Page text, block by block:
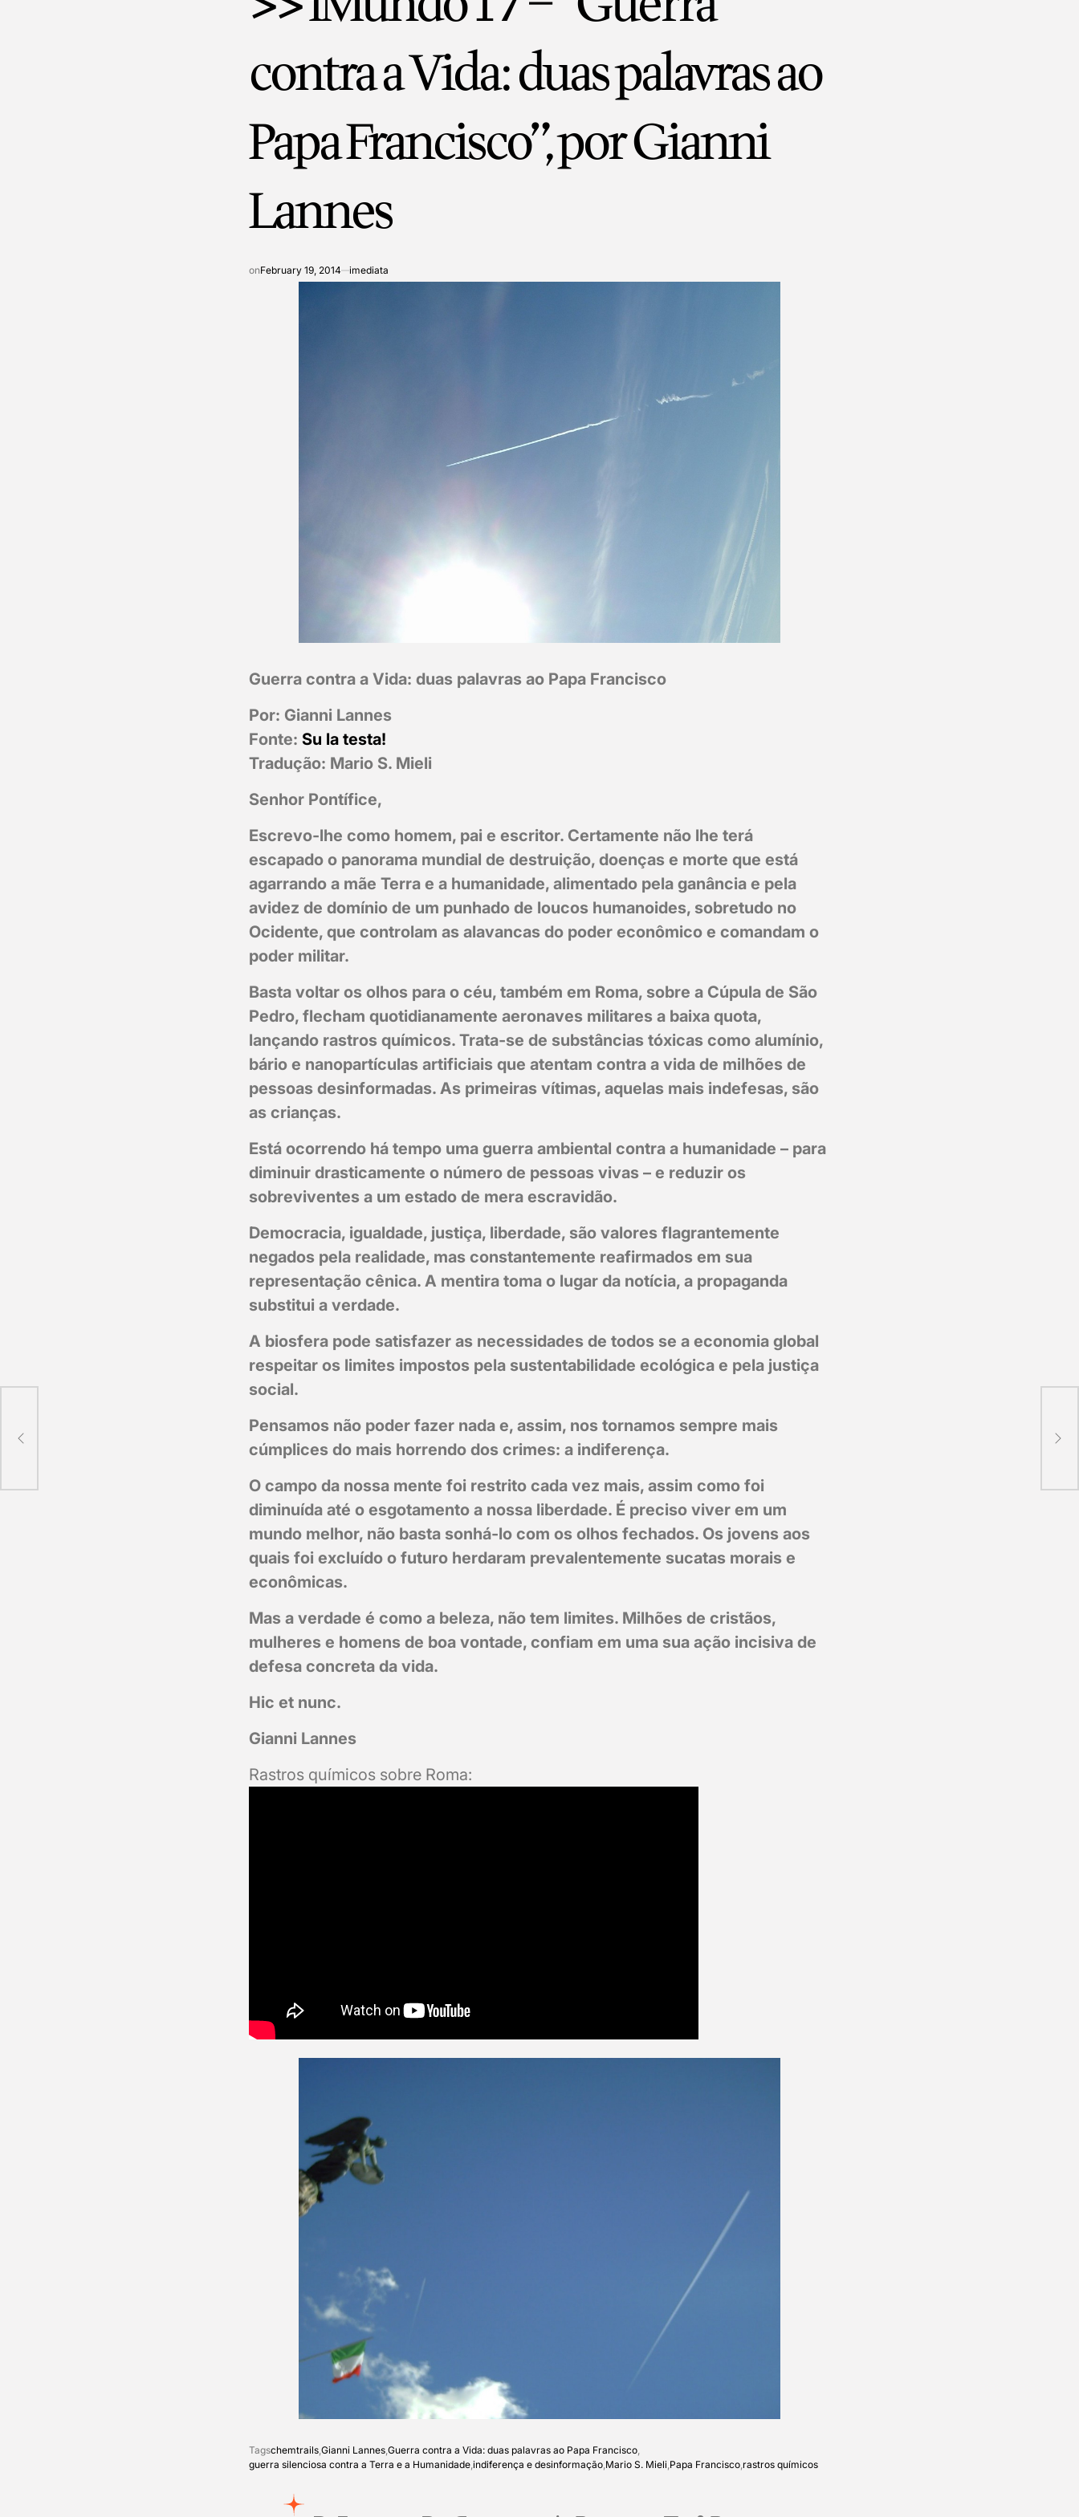
contra a Vida: duas palavras ao
Papa Francisco”, por Gianni
Lannes
onFebruary 19, 2014 imediata
Guerra contra a Vida: duas palavras ao Papa Francisco
Por: Gianni Lannes
Fonte:Su la testa!
Tradução: Mario S. Mieli
Senhor Pontífice,
Escrevo-lhe como homem, pai e escritor. Certamente não lhe terá
escapado o panorama mundial de destruição, doenças e morte que está
agarrando a mãe Terra e a humanidade, alimentado pela ganância e pela
avidez de domínio de um punhado de loucos humanoides, sobretudo no
Ocidente, que controlam as alavancas do poder econômico e comandam o
poder militar.
Basta voltar os olhos para o céu, também em Roma, sobre a Cúpula de São
Pedro, flecham quotidianamente aeronaves militares a baixa quota,
lançando rastros químicos. Trata-se de substâncias tóxicas como alumínio,
bário e nanopartículas artificiais que atentam contra a vida de milhões de
pessoas desinformadas. As primeiras vítimas, aquelas mais indefesas, são
as crianças.
Está ocorrendo há tempo uma guerra ambiental contra a humanidade – para
diminuir drasticamente o número de pessoas vivas – e reduzir os
sobreviventes a um estado de mera escravidão.
Democracia, igualdade, justiça, liberdade, são valores flagrantemente
negados pela realidade, mas constantemente reafirmados em sua
representação cênica. A mentira toma o lugar da notícia, a propaganda
substitui a verdade.
A biosfera pode satisfazer as necessidades de todos se a economia global
respeitar os limites impostos pela sustentabilidade ecológica e pela justiça
social.
Pensamos não poder fazer nada e, assim, nos tornamos sempre mais
cúmplices do mais horrendo dos crimes: a indiferença.
O campo da nossa mente foi restrito cada vez mais, assim como foi
diminuída até o esgotamento a nossa liberdade. É preciso viver em um
mundo melhor, não basta sonhá-lo com os olhos fechados. Os jovens aos
quais foi excluído o futuro herdaram prevalentemente sucatas morais e
econômicas.
Mas a verdade é como a beleza, não tem limites. Milhões de cristãos,
mulheres e homens de boa vontade, confiam em uma sua ação incisiva de
defesa concreta da vida.
Hic et nunc.
Gianni Lannes
Rastros químicos sobre Roma:
Tagschemtrails,Gianni Lannes,Guerra contra a Vida: duas palavras ao Papa Francisco,
guerra silenciosa contra a Terra e a Humanidade,indiferença e desinformação,Mario S. Mieli,Papa Francisco,rastros químicos
da